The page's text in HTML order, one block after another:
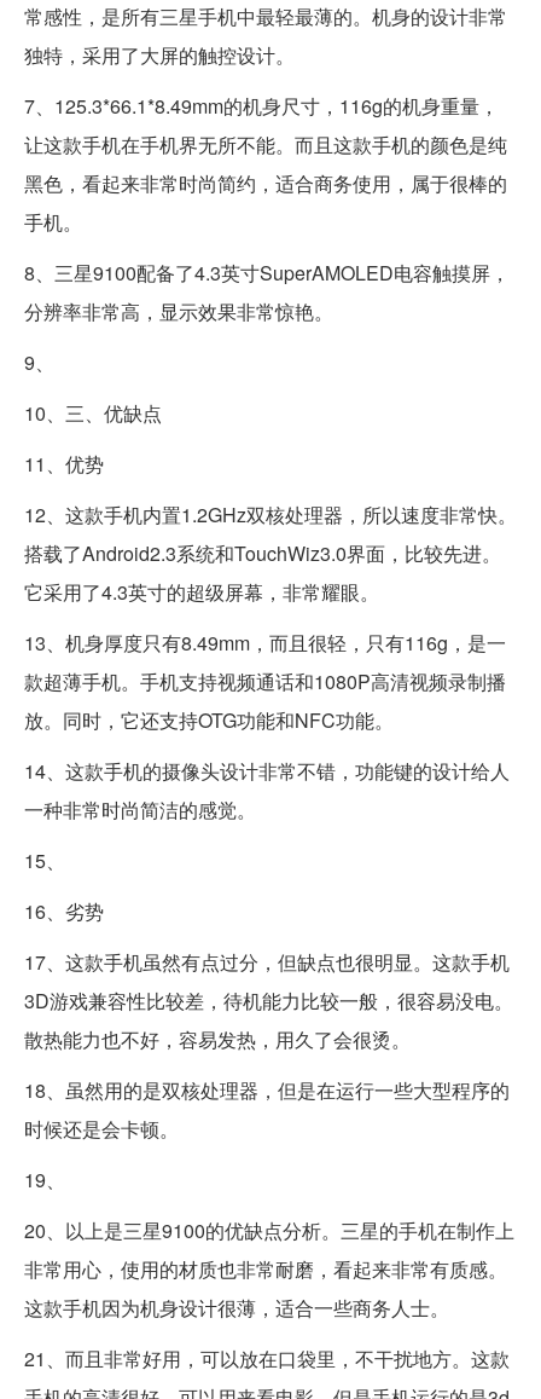
常感性，是所有三星手机中最轻最薄的。机身的设计非常
独特，采用了大屏的触控设计。
7、125.3*66.1*8.49mm的机身尺寸，116g的机身重量，
让这款手机在手机界无所不能。而且这款手机的颜色是纯
黑色，看起来非常时尚简约，适合商务使用，属于很棒的
手机。
8、三星9100配备了4.3英寸SuperAMOLED电容触摸屏，
分辨率非常高，显示效果非常惊艳。
9、
10、三、优缺点
11、优势
12、这款手机内置1.2GHz双核处理器，所以速度非常快。
搭载了Android2.3系统和TouchWiz3.0界面，比较先进。
它采用了4.3英寸的超级屏幕，非常耀眼。
13、机身厚度只有8.49mm，而且很轻，只有116g，是一
款超薄手机。手机支持视频通话和1080P高清视频录制播
放。同时，它还支持OTG功能和NFC功能。
14、这款手机的摄像头设计非常不错，功能键的设计给人
一种非常时尚简洁的感觉。
15、
16、劣势
17、这款手机虽然有点过分，但缺点也很明显。这款手机
3D游戏兼容性比较差，待机能力比较一般，很容易没电。
散热能力也不好，容易发热，用久了会很烫。
18、虽然用的是双核处理器，但是在运行一些大型程序的
时候还是会卡顿。
19、
20、以上是三星9100的优缺点分析。三星的手机在制作上
非常用心，使用的材质也非常耐磨，看起来非常有质感。
这款手机因为机身设计很薄，适合一些商务人士。
21、而且非常好用，可以放在口袋里，不干扰地方。这款